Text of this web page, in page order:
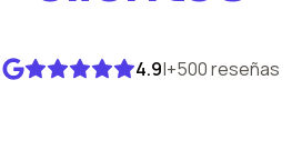
4.9|+500 reseñas